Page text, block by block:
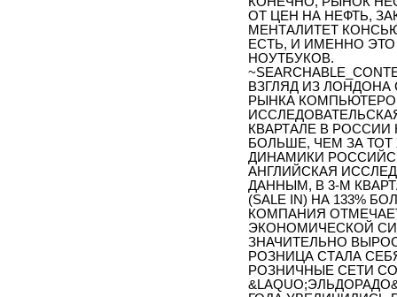
ОТ ЦЕН НА НЕФТЬ,
МЕНТАЛИТЕТ
ЕСТЬ, И ИМЕННО
НОУТБУКОВ.
ВЗГЛЯД ИЗ
РЫНКА
КВАРТАЛЕ В РОССИИ
БОЛЬШЕ, ЧЕМ ЗА ТОТ
ДИНАМИКИ
АНГЛИЙСКАЯ
ДАННЫМ, В 3-М
(SALE IN) НА 133%
КОМПАНИЯ
ЭКОНОМИЧЕСКОЙ
ЗНАЧИТЕЛЬНО
РОЗНИЦА СТАЛА
РОЗНИЧНЫЕ СЕТИ